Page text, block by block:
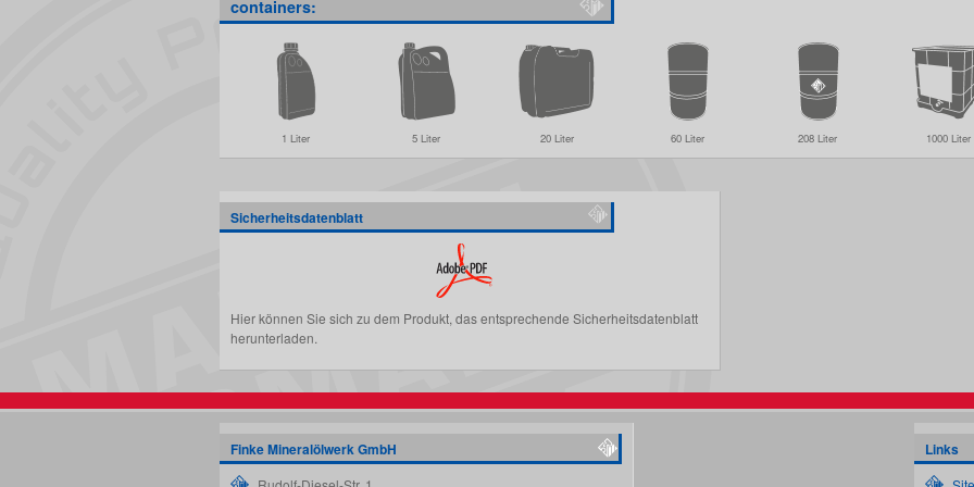
containers:
1 Liter 5 Liter 20 Liter 60 Liter 208 Liter 1000 Liter
Sicherheitsdatenblatt
Hier können Sie sich zu dem Produkt, das entsprechende Sicherheitsdatenblatt
herunterladen.
Finke Mineralölwerk GmbH Links